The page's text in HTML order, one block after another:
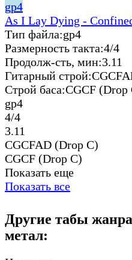
gp4
As I Lay Dying -
Тип файла:gp4
Размерность такта:4/4
Продолж-сть, мин:3.11
Гитарный строй:
Строй баса:CGCF (Drop
gp4
4/4
3.11
CGCFAD (Drop C)
CGCF (Drop C)
Показать еще
Показать все
Другие табы
метал: